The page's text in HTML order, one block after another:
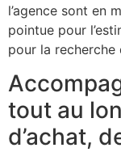
l’agence sont en
pointue pour
pour la
tout au
d’achat,